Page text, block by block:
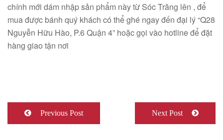
chính mới dám nhập sản phẩm này từ Sóc Trăng lên , để
mua được bánh quý khách có thể ghé ngay đến đại lý “Q28
Nguyễn Hữu Hào, P.6 Quận 4” hoặc gọi vào hotline để đặt
hàng giao tận nơi
Previous Post Next Post